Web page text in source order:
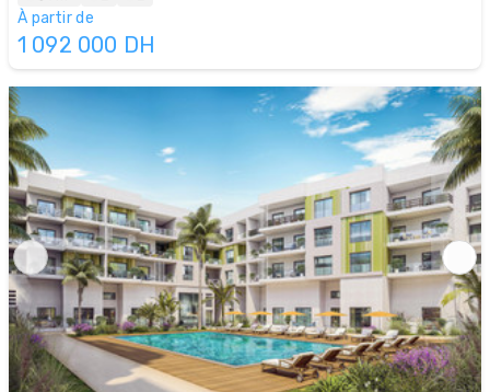
À partir de
1 092 000 DH